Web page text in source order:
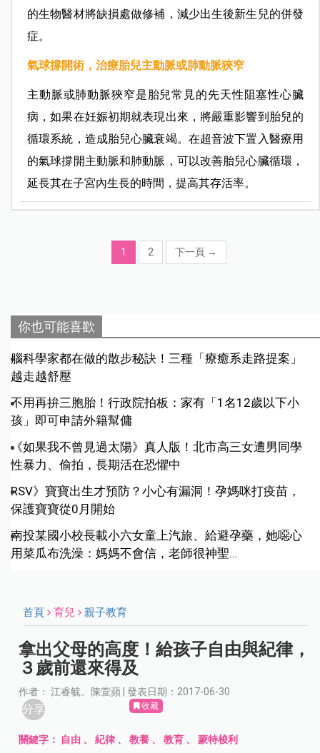
的生物醫材將缺損處做修補，減少出生後新生兒的併發
症。
氣球撐開術，治療胎兒主動脈或肺動脈狹窄
主動脈或肺動脈狹窄是胎兒常見的先天性阻塞性心臟
病，如果在妊娠初期就表現出來，將嚴重影響到胎兒的
循環系統，造成胎兒心臟衰竭。在超音波下置入醫療用
的氣球撐開主動脈和肺動脈，可以改善胎兒心臟循環，
延長其在子宮內生長的時間，提高其存活率。
1 2 下一頁 →
你也可能喜歡
腦科學家都在做的散步秘訣！三種「療癒系走路提案」
越走越舒壓
不用再拚三胞胎！行政院拍板：家有「1名12歲以下小
孩」即可申請外籍幫傭
《如果我不曾見過太陽》真人版！北市高三女遭男同學
性暴力、偷拍，長期活在恐懼中
RSV》寶寶出生才預防？小心有漏洞！孕媽咪打疫苗，
保護寶寶從0月開始
南投某國小校長載小六女童上汽旅、給避孕藥，她噁心
用菜瓜布洗澡：媽媽不會信，老師很神聖…
首頁 育兒 親子教育
拿出父母的高度！給孩子自由與紀律，
３歲前還來得及
作者： 江睿毓、陳萱蘋 | 發表日期：2017-06-30
分享 收藏
關鍵字： 自由 、紀律 、教養 、教育 、蒙特梭利